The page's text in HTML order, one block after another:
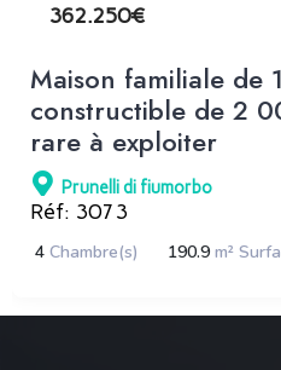
362.250€
Maison familiale de
constructible de 2
rare à exploiter
Prunelli di fiumorbo
Réf: 3073
4 Chambre(s) 190.9 m²